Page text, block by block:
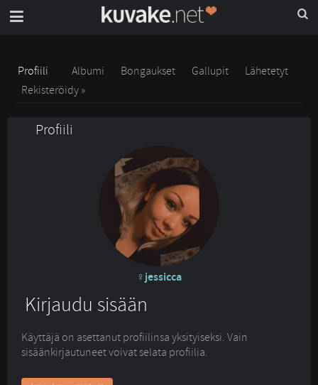
Profiili Albumi Bongaukset Gallupit
Lähetetyt
Rekisteröidy »
Profiili
jessicca
Kirjaudu sisään
Käyttäjä on asettanut profiilinsa yksityiseksi. Vain
sisäänkirjautuneet voivat selata profiilia.